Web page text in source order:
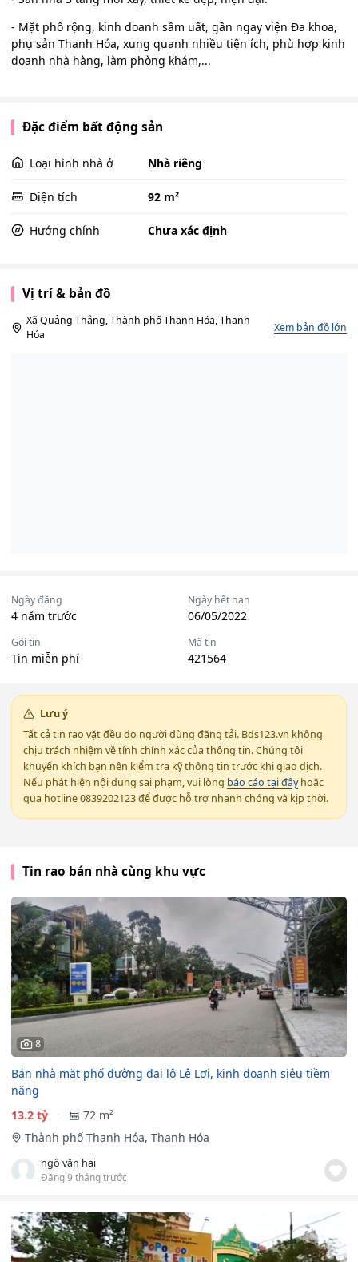
- Mặt phố rộng, kinh doanh sầm uất, gần ngay viện Đa khoa,
phụ sản Thanh Hóa, xung quanh nhiều tiện ích, phù hợp kinh
doanh nhà hàng, làm phòng khám,...
Đặc điểm bất động sản
Loại hình nhà ở Nhà riêng
Diện tích 92 m²
Hướng chính Chưa xác định
Vị trí & bản đồ
Xã Quảng Thắng, Thành phố Thanh Hóa, Thanh
Hóa
Xem bản đồ lớn
Ngày đăng
4 năm trước
Ngày hết hạn
06/05/2022
Gói tin
Tin miễn phí
Mã tin
421564
Lưu ý
Tất cả tin rao vặt đều do người dùng đăng tải. Bds123.vn không
chịu trách nhiệm về tính chính xác của thông tin. Chúng tôi
khuyến khích bạn nên kiểm tra kỹ thông tin trước khi giao dịch.
Nếu phát hiện nội dung sai phạm, vui lòng báo cáo tại đâyhoặc
qua hotline 0839202123 để được hỗ trợ nhanh chóng và kịp thời.
Tin rao bán nhà cùng khu vực
8
Bán nhà mặt phố đường đại lộ Lê Lợi, kinh doanh siêu tiềm
năng
13.2 tỷ
72 m²
Thành phố Thanh Hóa, Thanh Hóa
ngô văn hai
Đăng 9 tháng trước